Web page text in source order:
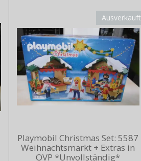
Ausverkauft
Playmobil Christmas Set: 5587
Weihnachtsmarkt + Extras in
OVP *Unvollständig*